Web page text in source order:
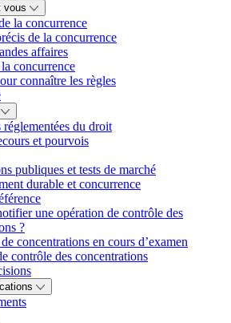
vous
la concurrence
de la concurrence
affaires
concurrence
connaître les règles
réglementées du droit
et pourvois
publiques et tests de marché
durable et concurrence
une opération de contrôle des
?
concentrations en cours d’examen
contrôle des concentrations